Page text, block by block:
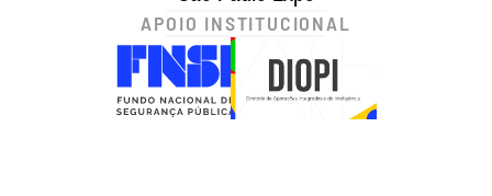
APOIO INSTITUCIONAL